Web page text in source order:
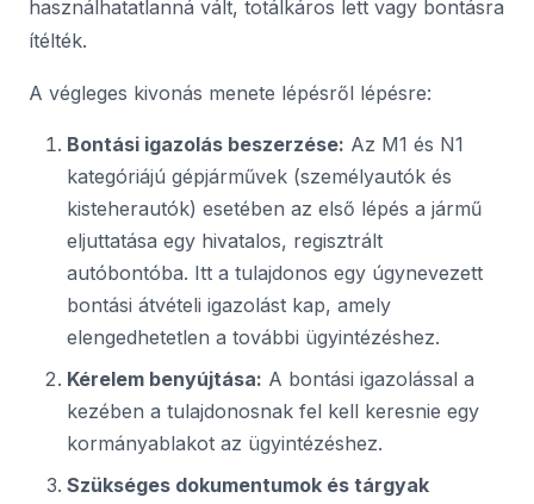
használhatatlanná vált, totálkáros lett vagy bontásra
ítélték.
A végleges kivonás menete lépésről lépésre:
Bontási igazolás beszerzése: Az M1 és N1
kategóriájú gépjárművek (személyautók és
kisteherautók) esetében az első lépés a jármű
eljuttatása egy hivatalos, regisztrált
autóbontóba. Itt a tulajdonos egy úgynevezett
bontási átvételi igazolást kap, amely
elengedhetetlen a további ügyintézéshez.
Kérelem benyújtása: A bontási igazolással a
kezében a tulajdonosnak fel kell keresnie egy
kormányablakot az ügyintézéshez.
Szükséges dokumentumok és tárgyak